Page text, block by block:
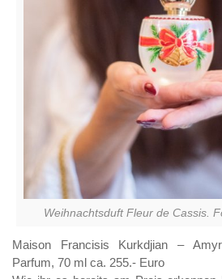
Weihnachtsduft Fleur de Cassis.
Maison Francisis Kurkdjian –
Parfum, 70 ml ca. 255.- Euro